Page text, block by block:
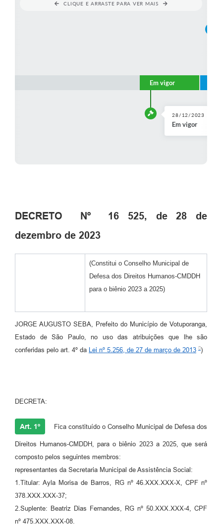
CLIQUE E ARRASTE PARA VER MAIS
Em vigor
28/12/2023
Em vigor
DECRETO Nº 16 525, de 28 de
dezembro de 2023
(Constitui o Conselho Municipal de
Defesa dos Direitos Humanos-CMDDH
para o biênio 2023 a 2025)
JORGE AUGUSTO SEBA, Prefeito do Município de Votuporanga,
Estado de São Paulo, no uso das atribuições que lhe são
conferidas pelo art. 4º da
Lei nº 5.256, de 27 de março de 2013 )
DECRETA:
Art. 1º Fica constituído o Conselho Municipal de Defesa dos
Direitos Humanos-CMDDH, para o biênio 2023 a 2025, que será
composto pelos seguintes membros:
representantes da Secretaria Municipal de Assistência Social:
1.Titular: Ayla Morisa de Barros, RG nº 46.XXX.XXX-X, CPF nº
378.XXX.XXX-37;
2.Suplente: Beatriz Dias Fernandes, RG nº 50.XXX.XXX-4, CPF
nº 475.XXX.XXX-08.